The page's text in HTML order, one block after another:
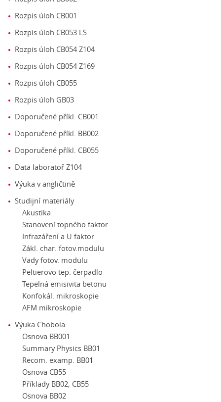
Rozpis úloh CB001
Rozpis úloh CB053 LS
Rozpis úloh CB054 Z104
Rozpis úloh CB054 Z169
Rozpis úloh CB055
Rozpis úloh GB03
Doporučené příkl. CB001
Doporučené příkl. BB002
Doporučené příkl. CB055
Data laboratoř Z104
Výuka v angličtině
Studijní materiály
Akustika
Stanovení topného faktor
Infrazáření a U faktor
Zákl. char. fotov.modulu
Vady fotov. modulu
Peltierovo tep. čerpadlo
Tepelná emisivita betonu
Konfokál. mikroskopie
AFM mikroskopie
Výuka Chobola
Osnova BB001
Summary Physics BB01
Recom. examp. BB01
Osnova CB55
Příklady BB02, CB55
Osnova BB02